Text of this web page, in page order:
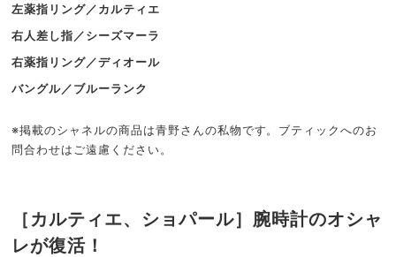
左薬指リング／カルティエ
右人差し指／シーズマーラ
右薬指リング／ディオール
バングル／ブルーランク
※掲載のシャネルの商品は青野さんの私物です。ブティックへのお
問合わせはご遠慮ください。
［カルティエ、ショパール］腕時計のオシャ
レが復活！